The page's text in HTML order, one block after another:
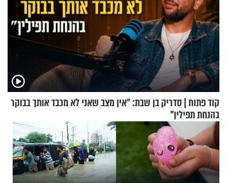
קוד פתוח | סדריק בן שבת: "אין מצב שאני לא מכבד אותך בבוקר
בהנחת תפילין"